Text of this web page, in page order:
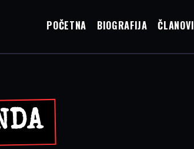
POČETNA BIOGRAFIJA ČLANOVI